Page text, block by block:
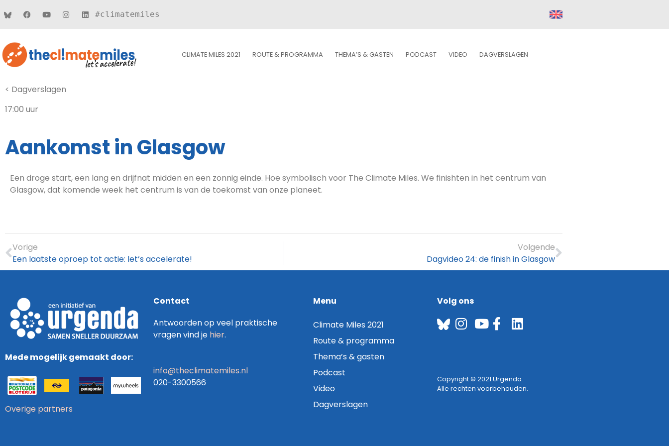
#climatemiles
CLIMATE MILES 2021 ROUTE & PROGRAMMA THEMA’S & GASTEN PODCAST VIDEO DAGVERSLAGEN
< Dagverslagen
17:00 uur
Aankomst in Glasgow
Een droge start, een lang en drijfnat midden en een zonnig einde. Hoe symbolisch voor The Climate Miles. We finishten in het centrum van
Glasgow, dat komende week het centrum is van de toekomst van onze planeet.
Vorige
Een laatste oproep tot actie: let’s accelerate!
Volgende
Dagvideo 24: de finish in Glasgow
Mede mogelijk gemaakt door:
Overige partners
Contact
Antwoorden op veel praktische
vragen vind je hier.
info@theclimatemiles.nl
020-3300566
Menu
Climate Miles 2021
Route & programma
Thema’s & gasten
Podcast
Video
Dagverslagen
Volg ons
Copyright © 2021 Urgenda
Alle rechten voorbehouden.